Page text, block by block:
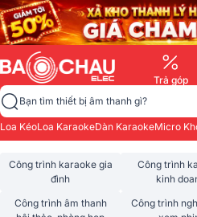
Trả góp
Bạn tìm thiết bị âm thanh gì?
Loa KéoLoa KaraokeDàn KaraokeMicro
Công trình karaoke gia
đình
Công trình
kinh
Công trình âm thanh
Công trình